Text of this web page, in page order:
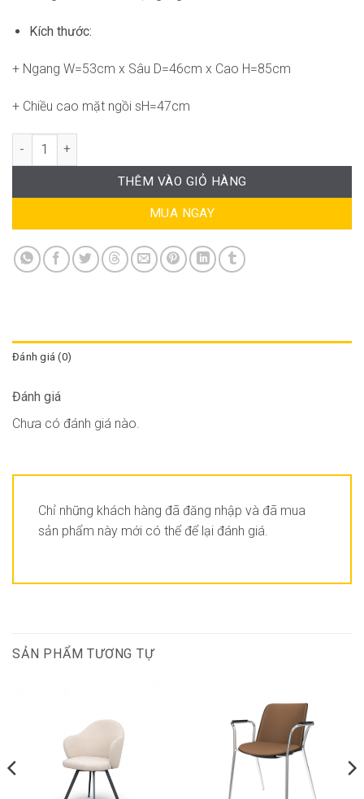
Kích thước:
+ Ngang W=53cm x Sâu D=46cm x Cao H=85cm
+ Chiều cao mặt ngồi sH=47cm
Ghế Kosa AK-WC901 số lượng
THÊM VÀO GIỎ HÀNG
MUA NGAY
Đánh giá (0)
Đánh giá
Chưa có đánh giá nào.
Chỉ những khách hàng đã đăng nhập và đã mua
sản phẩm này mới có thể để lại đánh giá.
SẢN PHẨM TƯƠNG TỰ